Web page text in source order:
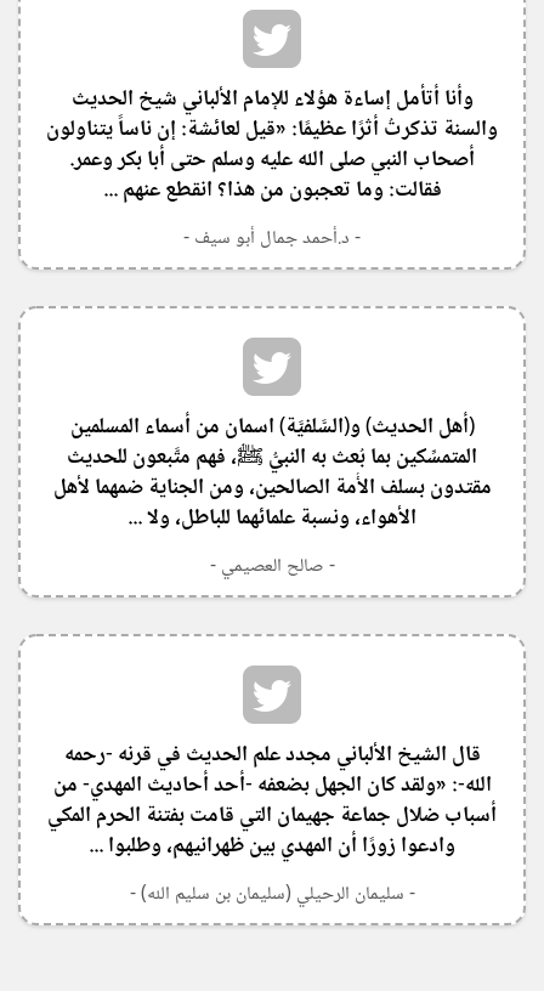
‏وأنا أتأمل إساءة هؤلاء للإمام الألباني شيخ الحديث
والسنة تذكرتُ أثرًا عظيمًا: «قيل لعائشة: إن ناساً يتناولون
أصحاب النبي صلى الله عليه وسلم حتى أبا بكر وعمر.
فقالت: وما تعجبون من هذا؟ انقطع عنهم ...
- د.أحمد جمال أبو سيف -
‏(أهل الحديث) و(السَّلفيَّة) اسمان من أسماء المسلمين
المتمسِّكين بما بُعث به النبيُّ ﷺ، فهم متَّبعون للحديث
مقتدون بسلف الأُمة الصالحين، ومن الجناية ضمهما لأهل
الأهواء، ونسبة علمائهما للباطل، ولا ...
- صالح العصيمي -
‏قال الشيخ الألباني مجدد علم الحديث في قرنه -رحمه
الله-: «ولقد كان الجهل بضعفه -أحد أحاديث المهدي- من
أسباب ضلال جماعة جهيمان التي قامت بفتنة الحرم المكي
وادعوا زورًا أن المهدي بين ظهرانيهم، وطلبوا ...
- سليمان الرحيلي (سليمان بن سليم الله) -